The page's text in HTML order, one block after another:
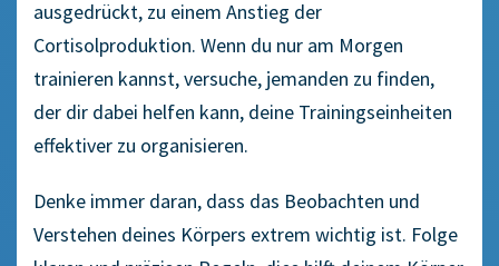
ausgedrückt, zu einem Anstieg der
Cortisolproduktion. Wenn du nur am Morgen
trainieren kannst, versuche, jemanden zu finden,
der dir dabei helfen kann, deine Trainingseinheiten
effektiver zu organisieren.
Denke immer daran, dass das Beobachten und
Verstehen deines Körpers extrem wichtig ist. Folge